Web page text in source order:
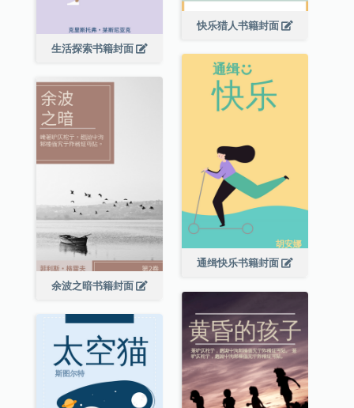
快乐猎人书籍封面
生活探索书籍封面
通缉快乐书籍封面
余波之暗书籍封面